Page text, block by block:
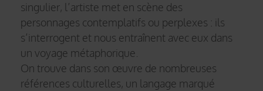
singulier, l’artiste met en scène des
personnages contemplatifs ou perplexes : ils
s’interrogent et nous entraînent avec eux dans
un voyage métaphorique.
On trouve dans son œuvre de nombreuses
références culturelles, un langage marqué